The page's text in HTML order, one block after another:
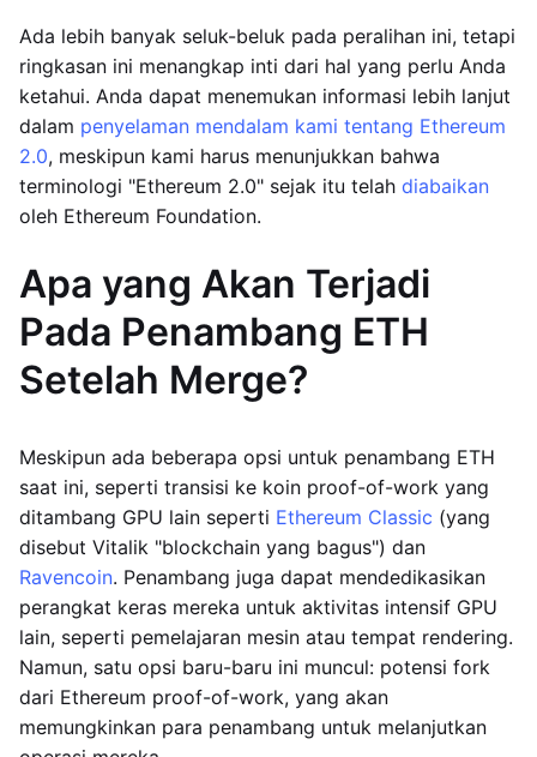
Ada lebih banyak seluk-beluk pada peralihan ini, tetapi
ringkasan ini menangkap inti dari hal yang perlu Anda
ketahui. Anda dapat menemukan informasi lebih lanjut
dalam penyelaman mendalam kami tentang Ethereum
2.0, meskipun kami harus menunjukkan bahwa
terminologi "Ethereum 2.0" sejak itu telah diabaikan
oleh Ethereum Foundation.
Apa yang Akan Terjadi
Pada Penambang ETH
Setelah Merge?
Meskipun ada beberapa opsi untuk penambang ETH
saat ini, seperti transisi ke koin proof-of-work yang
ditambang GPU lain seperti Ethereum Classic (yang
disebut Vitalik "blockchain yang bagus") dan
Ravencoin. Penambang juga dapat mendedikasikan
perangkat keras mereka untuk aktivitas intensif GPU
lain, seperti pemelajaran mesin atau tempat rendering.
Namun, satu opsi baru-baru ini muncul: potensi fork
dari Ethereum proof-of-work, yang akan
memungkinkan para penambang untuk melanjutkan